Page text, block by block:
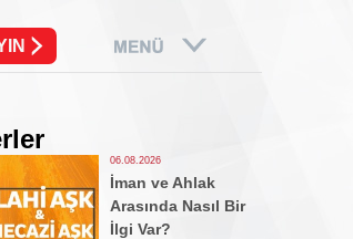
06.08.2026
İman ve Ahlak
Arasında Nasıl Bir
İlgi Var?